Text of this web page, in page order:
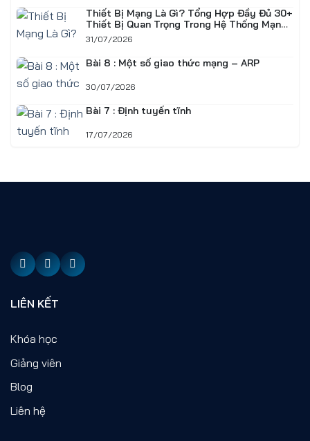
Thiết Bị Mạng Là Gì? Tổng Hợp Đầy Đủ 30+
Thiết Bị Quan Trọng Trong Hệ Thống Mạng
Doanh Nghiệp
31/07/2026
Bài 8 : Một số giao thức mạng – ARP
30/07/2026
Bài 7 : Định tuyến tĩnh
17/07/2026
LIÊN KẾT
Khóa học
Giảng viên
Blog
Liên hệ